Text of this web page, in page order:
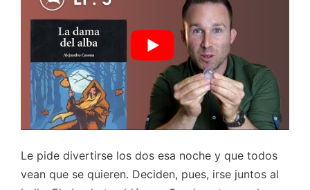
Le pide divertirse los dos esa noche y que todos
vean que se quieren. Deciden, pues, irse juntos al